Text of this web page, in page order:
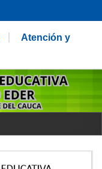
Atención y